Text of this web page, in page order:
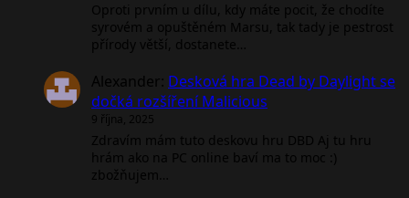
Oproti prvním u dílu, kdy máte pocit, že chodíte
syrovém a opuštěném Marsu, tak tady je pestrost
přírody větší, dostanete…
Alexander: Desková hra Dead by Daylight se
dočká rozšíření Malicious
9 října, 2025
Zdravím mám tuto deskovu hru DBD Aj tu hru
hrám ako na PC online baví ma to moc :)
zbožňujem…